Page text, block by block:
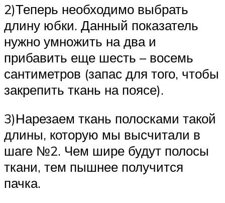
2)Теперь необходимо выбрать
длину юбки. Данный показатель
нужно умножить на два и
прибавить еще шесть – восемь
сантиметров (запас для того, чтобы
закрепить ткань на поясе).
3)Нарезаем ткань полосками такой
длины, которую мы высчитали в
шаге №2. Чем шире будут полосы
ткани, тем пышнее получится
пачка.